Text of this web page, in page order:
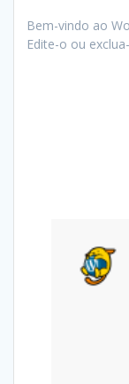
Bem-vindo ao
Edite-o ou